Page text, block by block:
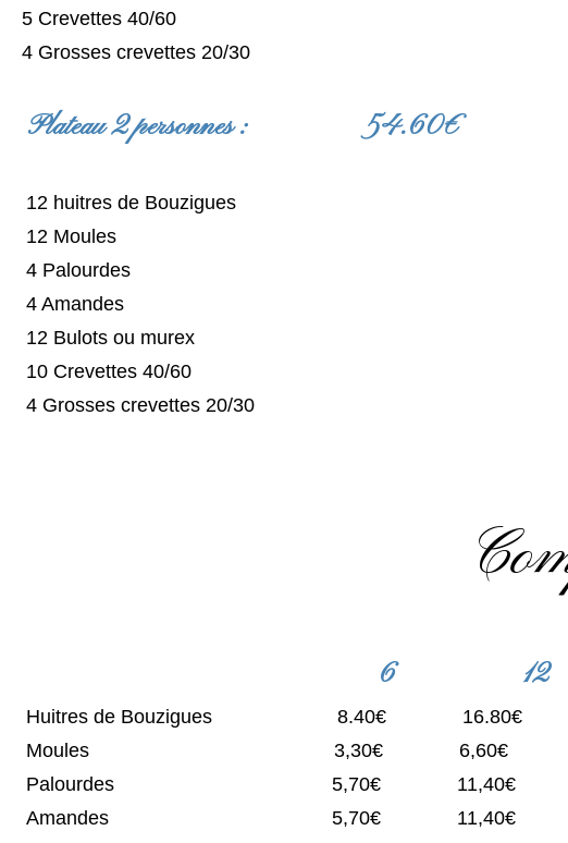
5 Crevettes 40/60
4 Grosses crevettes 20/30
Plateau 2 personnes : 54.60€
12 huitres de Bouzigues
12 Moules
4 Palourdes
4 Amandes
12 Bulots ou murex
10 Crevettes 40/60
4 Grosses crevettes 20/30
6 12
Huitres de Bouzigues 8.40€ 16.80€
Moules 3,30€ 6,60€
Palourdes 5,70€ 11,40€
Amandes 5,70€ 11,40€